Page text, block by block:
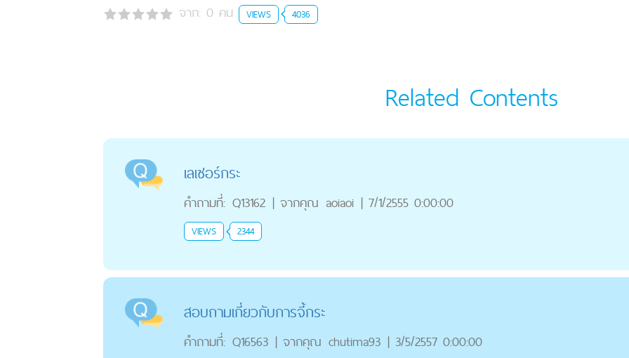
จาก: 0 คน VIEWS 4036
Related Contents
เลเซอร์กระ
คำถามที่: Q13162 | จากคุณ aoiaoi | 7/1/2555 0:00:00
VIEWS 2344
สอบถามเกี่ยวกับการจี้กระ
คำถามที่: Q16563 | จากคุณ chutima93 | 3/5/2557 0:00:00